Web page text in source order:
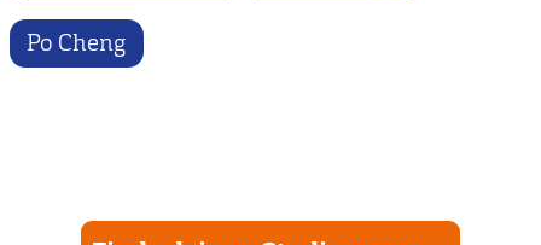
Po Cheng